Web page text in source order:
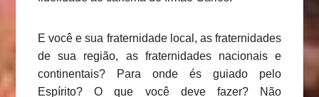
E você e sua fraternidade local, as fraternidades
de sua região, as fraternidades nacionais e
continentais? Para onde és guiado pelo
Espírito? O que você deve fazer? Não